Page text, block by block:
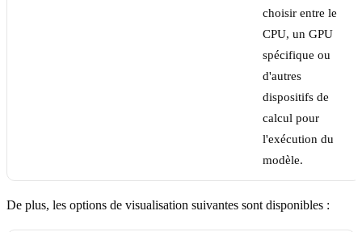
choisir entre le
CPU, un GPU
spécifique ou
d'autres
dispositifs de
calcul pour
l'exécution du
modèle.
De plus, les options de visualisation suivantes sont disponibles :